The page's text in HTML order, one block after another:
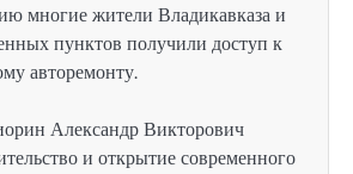
многие жители Владикавказа и
пунктов получили доступ к
авторемонту.
Александр Викторович
и открытие современного